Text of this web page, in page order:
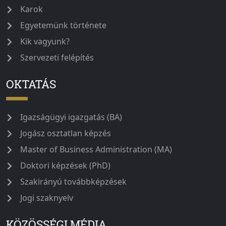
Karok
Egyetemünk története
Kik vagyunk?
Szervezeti felépítés
OKTATÁS
Igazságügyi igazgatás (BA)
Jogász osztatlan képzés
Master of Business Administration (MA)
Doktori képzések (PhD)
Szakirányú továbbképzések
Jogi szaknyelv